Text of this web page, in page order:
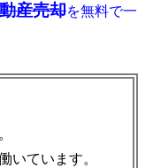
産売却を無料で一
いています。